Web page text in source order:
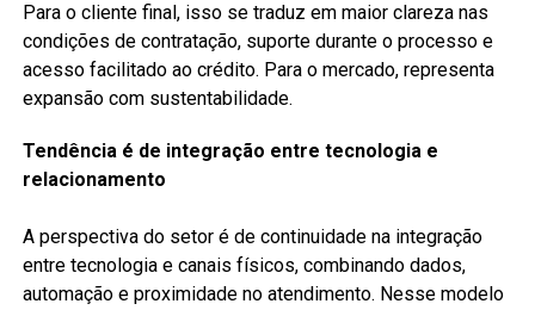
Para o cliente final, isso se traduz em maior clareza nas
condições de contratação, suporte durante o processo e
acesso facilitado ao crédito. Para o mercado, representa
expansão com sustentabilidade.
Tendência é de integração entre tecnologia e
relacionamento
A perspectiva do setor é de continuidade na integração
entre tecnologia e canais físicos, combinando dados,
automação e proximidade no atendimento. Nesse modelo